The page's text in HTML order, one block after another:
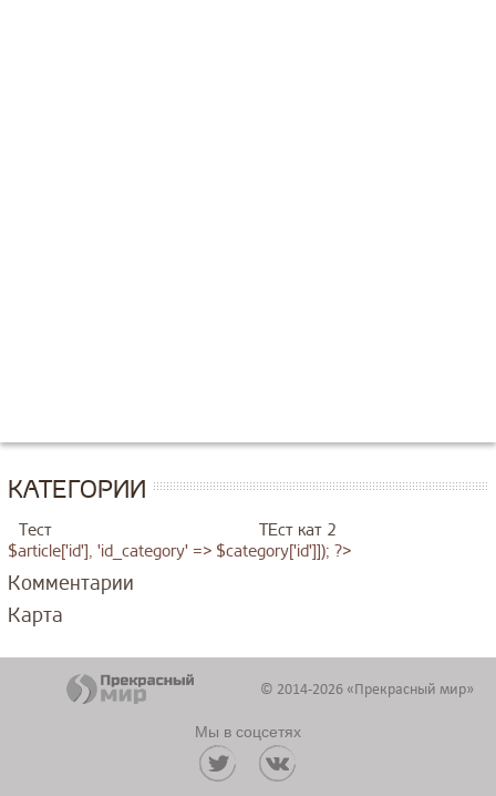
КАТЕГОРИИ
Тест
ТЕст кат 2
$article['id'], 'id_category' => $category['id']]); ?>
Комментарии
Карта
© 2014-2026 «Прекрасный мир»
Мы в соцсетях